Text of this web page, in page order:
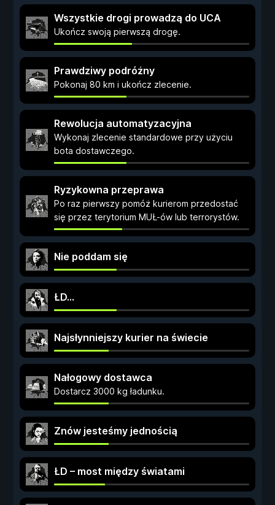
Wszystkie drogi prowadzą do UCA
Ukończ swoją pierwszą drogę.
Prawdziwy podróżny
Pokonaj 80 km i ukończ zlecenie.
Rewolucja automatyzacyjna
Wykonaj zlecenie standardowe przy użyciu
bota dostawczego.
Ryzykowna przeprawa
Po raz pierwszy pomóż kurierom przedostać
się przez terytorium MUŁ-ów lub terrorystów.
Nie poddam się
ŁD...
Najsłynniejszy kurier na świecie
Nałogowy dostawca
Dostarcz 3000 kg ładunku.
Znów jesteśmy jednością
ŁD – most między światami